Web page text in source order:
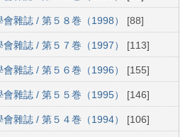
會雜誌 / 第５８巻（1998） [88]
會雜誌 / 第５７巻（1997） [113]
會雜誌 / 第５６巻（1996） [155]
會雜誌 / 第５５巻（1995） [146]
會雜誌 / 第５４巻（1994） [106]